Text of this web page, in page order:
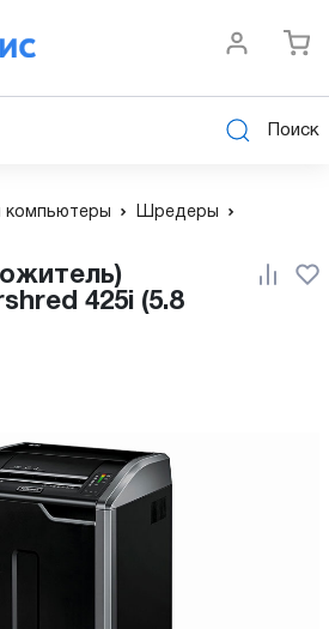
Поиск
компьютеры Шредеры
425i (5.8